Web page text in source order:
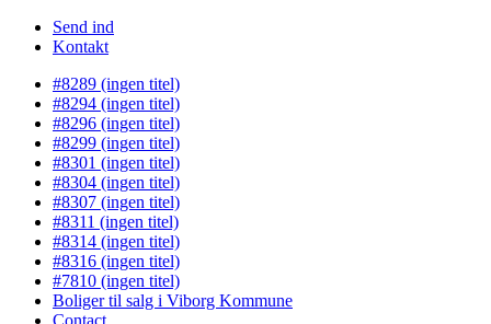
Send ind
Kontakt
#8289 (ingen titel)
#8294 (ingen titel)
#8296 (ingen titel)
#8299 (ingen titel)
#8301 (ingen titel)
#8304 (ingen titel)
#8307 (ingen titel)
#8311 (ingen titel)
#8314 (ingen titel)
#8316 (ingen titel)
#7810 (ingen titel)
Boliger til salg i Viborg Kommune
Contact